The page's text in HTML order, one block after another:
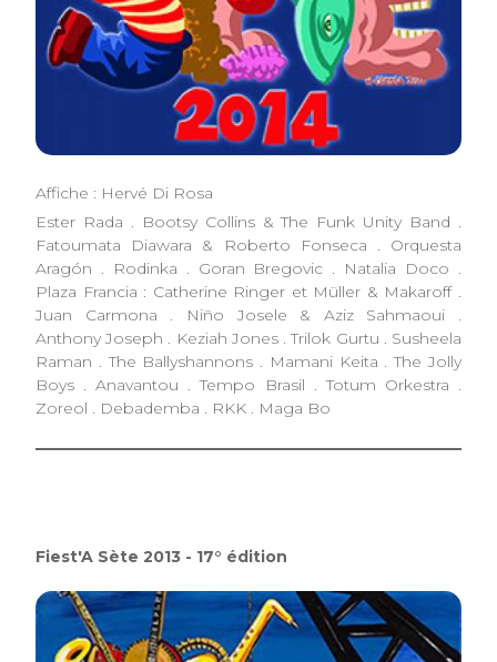
Affiche : Hervé Di Rosa
Ester Rada . Bootsy Collins & The Funk Unity Band .
Fatoumata Diawara & Roberto Fonseca . Orquesta
Aragón . Rodinka . Goran Bregovic . Natalia Doco .
Plaza Francia : Catherine Ringer et Müller & Makaroff .
Juan Carmona . Niño Josele & Aziz Sahmaoui .
Anthony Joseph . Keziah Jones . Trilok Gurtu . Susheela
Raman . The Ballyshannons . Mamani Keita . The Jolly
Boys . Anavantou . Tempo Brasil . Totum Orkestra .
Zoreol . Debademba . RKK . Maga Bo
Fiest'A Sète 2013 - 17° édition